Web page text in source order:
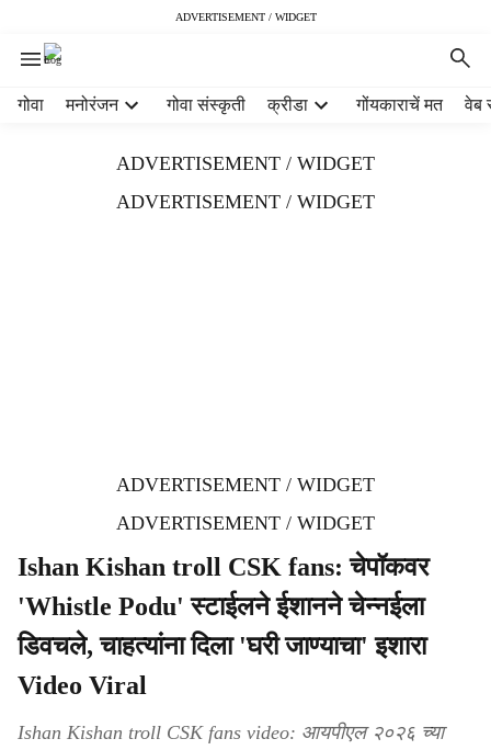
ADVERTISEMENT / WIDGET
गोवा मनोरंजन गोवा संस्कृती क्रीडा गोंयकाराचें मत वेब
ADVERTISEMENT / WIDGET
ADVERTISEMENT / WIDGET
ADVERTISEMENT / WIDGET
ADVERTISEMENT / WIDGET
Ishan Kishan troll CSK fans: चेपॉकवर
'Whistle Podu' स्टाईलने ईशानने चेन्नईला
डिवचले, चाहत्यांना दिला 'घरी जाण्याचा' इशारा
Video Viral
Ishan Kishan troll CSK fans video: आयपीएल २०२६ च्या